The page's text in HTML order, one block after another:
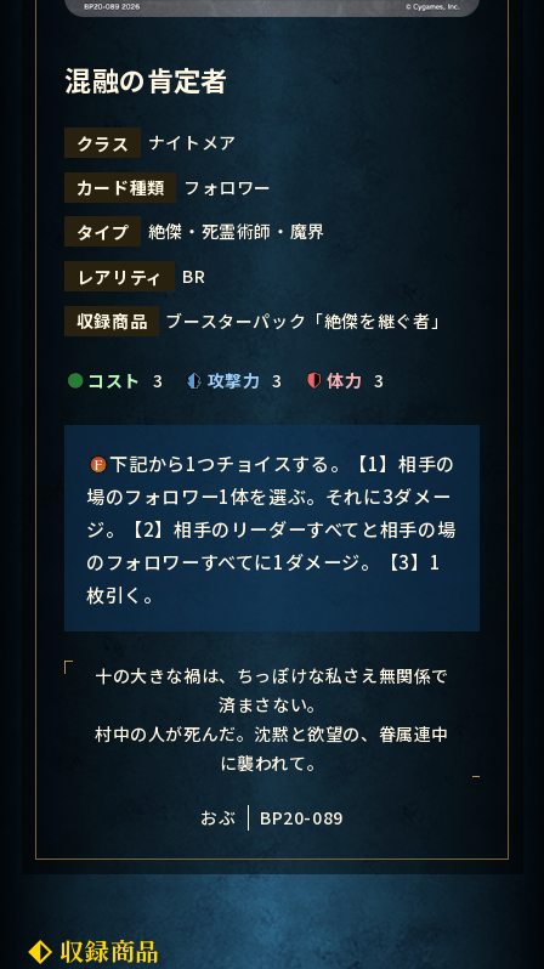
混融の肯定者
クラス
ナイトメア
カード種類
フォロワー
タイプ
絶傑・死霊術師・魔界
レアリティ
BR
収録商品
ブースターパック「絶傑を継ぐ者」
コスト 3 攻撃力 3 体力 3
下記から1つチョイスする。【1】相手の
場のフォロワー1体を選ぶ。それに3ダメー
ジ。【2】相手のリーダーすべてと相手の場
のフォロワーすべてに1ダメージ。【3】1
枚引く。
十の大きな禍は、ちっぽけな私さえ無関係で
済まさない。
村中の人が死んだ。沈黙と欲望の、眷属連中
に襲われて。
おぶ BP20-089
収録商品